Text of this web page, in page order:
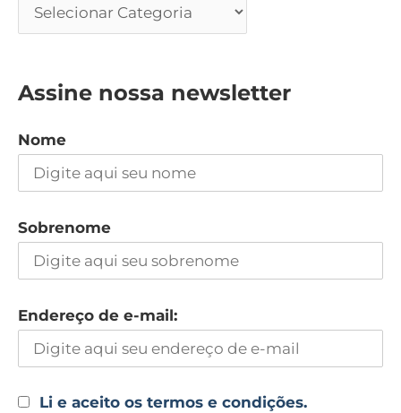
Assine nossa newsletter
Nome
Sobrenome
Endereço de e-mail:
Li e aceito os termos e condições.